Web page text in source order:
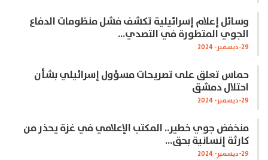
وسائل إعلام إسرائيلية تكشف فشل منظومات الدفاع
الجوي المتطورة في التصدي…
29-ديسمبر- 2024
حماس تعلق على تصريحات مسؤول إسرائيلي بشأن
احتلال دمشق
29-ديسمبر- 2024
منخفض جوي خطير.. المكتب الإعلامي في غزة يحذر من
كارثة إنسانية بحق…
29-ديسمبر- 2024